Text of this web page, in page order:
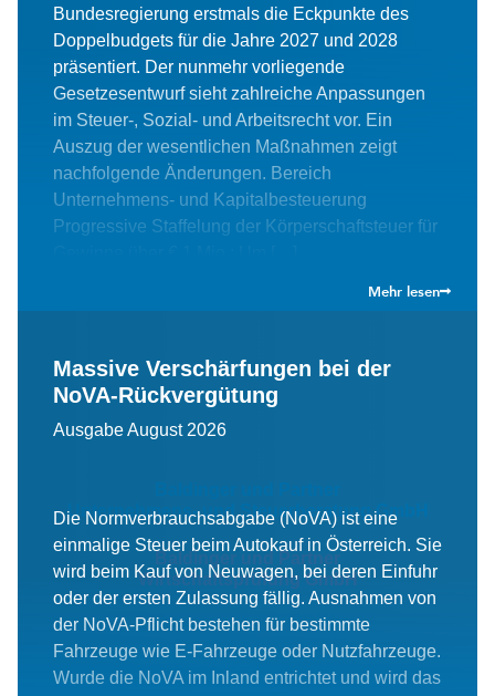
Bundesregierung erstmals die Eckpunkte des
Doppelbudgets für die Jahre 2027 und 2028
präsentiert. Der nunmehr vorliegende
Gesetzesentwurf sieht zahlreiche Anpassungen
im Steuer-, Sozial- und Arbeitsrecht vor. Ein
Auszug der wesentlichen Maßnahmen zeigt
nachfolgende Änderungen. Bereich
Unternehmens- und Kapitalbesteuerung
Progressive Staffelung der Körperschaftsteuer für
Mehr lesen
Massive Verschärfungen bei der
NoVA-Rückvergütung
Ausgabe August 2026
Die Normverbrauchsabgabe (NoVA) ist eine
einmalige Steuer beim Autokauf in Österreich. Sie
wird beim Kauf von Neuwagen, bei deren Einfuhr
oder der ersten Zulassung fällig. Ausnahmen von
der NoVA-Pflicht bestehen für bestimmte
Fahrzeuge wie E-Fahrzeuge oder Nutzfahrzeuge.
Wurde die NoVA im Inland entrichtet und wird das
Unternehmens- und Steuerberatung GmbH
Baldinger und Partner
Wirtschaftsprüfung GmbH
Ferrogasse 35A-1180 Wien
T+43 1 470 07 60
office@bup.at